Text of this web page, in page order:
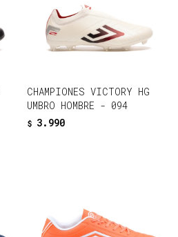
CHAMPIONES VICTORY HG
UMBRO HOMBRE - 094
$ 3.990